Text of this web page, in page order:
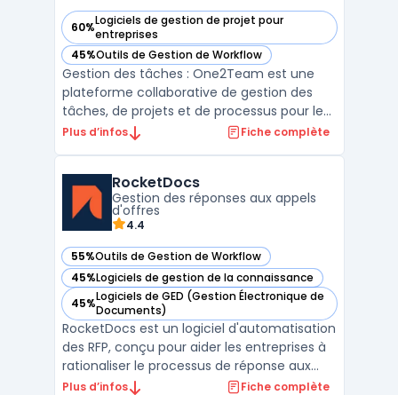
60%Logiciels de gestion de projet pour
entreprises
— voir One2Team dans cette catégorie
45%Outils de Gestion de Workflow
— voir One2Team dans cette catégorie
Gestion des tâches : One2Team est une
plateforme collaborative de gestion des
tâches, de projets et de processus pour les
entreprises. Elle propose une solution
efficace et productive. One2Team : La
plateforme One2Team ...
Plus d’infos Fiche complète
RocketDocs
Gestion des réponses aux appels
d'offres
4.4
55%Outils de Gestion de Workflow
— voir RocketDocs dans cette catégorie
45%Logiciels de gestion de la connaissance
— voir RocketDocs dans cette catégorie
45%Logiciels de GED (Gestion Électronique de
Documents)
— voir RocketDocs dans cette catégorie
RocketDocs est un logiciel d'automatisation
des RFP, conçu pour aider les entreprises à
rationaliser le processus de réponse aux
appels d'offres en centralisant les données,
Plus d’infos Fiche complète